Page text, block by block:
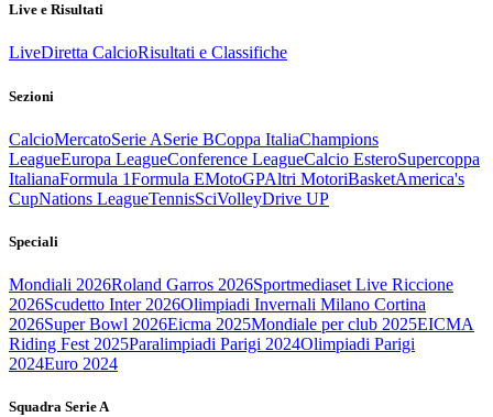
Live e Risultati
LiveDiretta CalcioRisultati e Classifiche
Sezioni
CalcioMercatoSerie ASerie BCoppa ItaliaChampions
LeagueEuropa LeagueConference LeagueCalcio EsteroSupercoppa
ItalianaFormula 1Formula EMotoGPAltri MotoriBasketAmerica's
CupNations LeagueTennisSciVolleyDrive UP
Speciali
Mondiali 2026Roland Garros 2026Sportmediaset Live Riccione
2026Scudetto Inter 2026Olimpiadi Invernali Milano Cortina
2026Super Bowl 2026Eicma 2025Mondiale per club 2025EICMA
Riding Fest 2025Paralimpiadi Parigi 2024Olimpiadi Parigi
2024Euro 2024
Squadra Serie A